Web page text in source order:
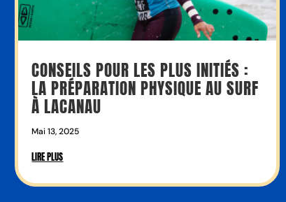
CONSEILS POUR LES PLUS INITIÉS :
LA PRÉPARATION PHYSIQUE AU SURF
À LACANAU
Mai 13, 2025
LIRE PLUS